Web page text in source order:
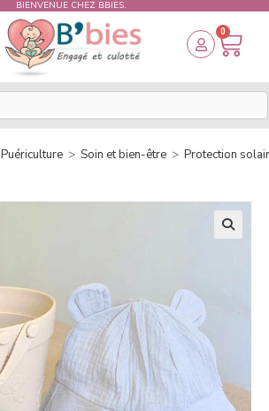
BIENVENUE CHEZ BBIES.
0
Puériculture > Soin et bien-être > Protection